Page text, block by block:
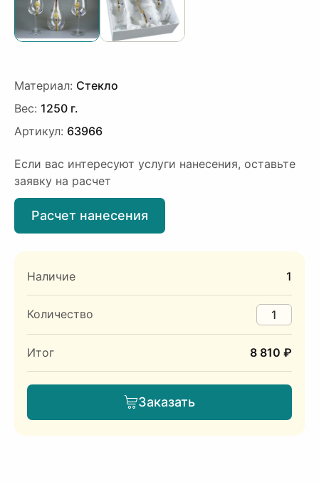
Материал: Стекло
Вес: 1250 г.
Артикул: 63966
Если вас интересуют услуги нанесения, оставьте
заявку на расчет
Расчет нанесения
Наличие 1
Количество
Итог 8 810 ₽
Заказать